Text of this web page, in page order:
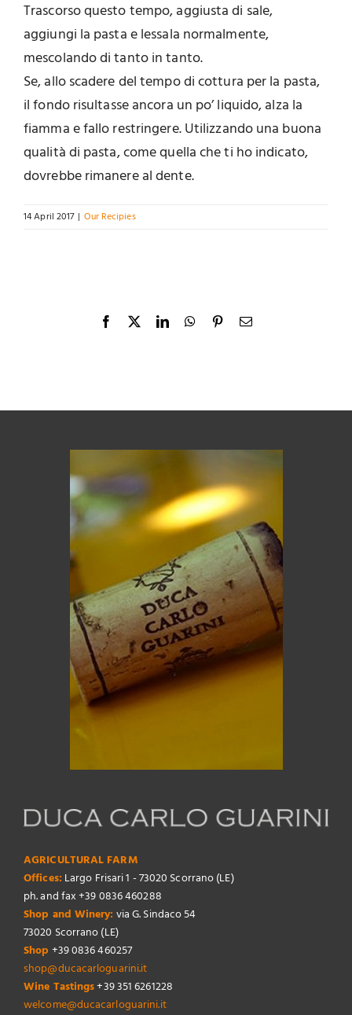
Trascorso questo tempo, aggiusta di sale,
aggiungi la pasta e lessala normalmente,
mescolando di tanto in tanto.
Se, allo scadere del tempo di cottura per la pasta,
il fondo risultasse ancora un po’ liquido, alza la
fiamma e fallo restringere. Utilizzando una buona
qualità di pasta, come quella che ti ho indicato,
dovrebbe rimanere al dente.
14 April 2017 | Our Recipies
Facebook
X LinkedInWhatsApp
PinterestEmail
AGRICULTURAL FARM
Offices: Largo Frisari 1 - 73020 Scorrano (LE)
ph. and fax +39 0836 460288
Shop and Winery: via G. Sindaco 54
73020 Scorrano (LE)
Shop +39 0836 460257
shop@ducacarloguarini.it
Wine Tastings+39 351 6261228
welcome@ducacarloguarini.it